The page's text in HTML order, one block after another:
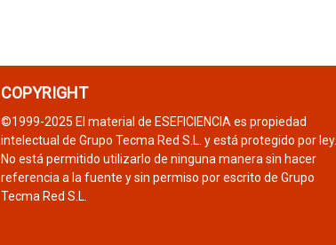
COPYRIGHT
©1999-2025 El material de ESEFICIENCIA es propiedad
intelectual de Grupo Tecma Red S.L. y está protegido por ley.
No está permitido utilizarlo de ninguna manera sin hacer
referencia a la fuente y sin permiso por escrito de Grupo
Tecma Red S.L.